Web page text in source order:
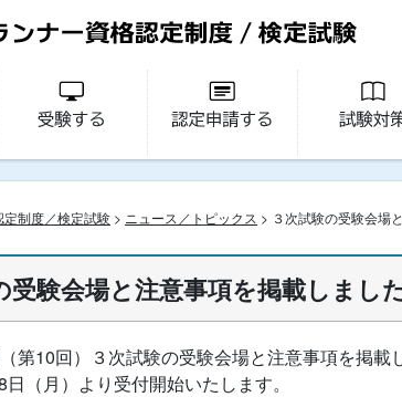
定制度／検定試験 > ニュース／トピックス > ３次試験の受験会場
受験会場と注意事項を掲載しまし
第10回）３次試験の受験会場と注意事項を掲載
（月）より受付開始いたします。